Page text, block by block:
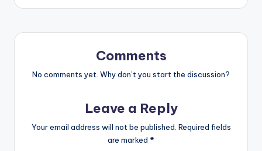
Comments
No comments yet. Why don’t you start the discussion?
Leave a Reply
Your email address will not be published. Required fields
are marked *